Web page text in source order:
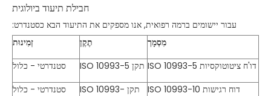
חבילת תיעוד ביולוגית
עבור יישומים ברמה רפואית, אנו מספקים את התיעוד הבא כסטנדרט:
מִסְמָך
תֶקֶן
זְמִינוּת
ISO 10993-5 דו'ח ציטוטוקסיות
תקן ISO 10993-5
סטנדרטי - כלול
ISO 10993-10 דוח רגישות
תקן ISO 10993-
סטנדרטי - כלול